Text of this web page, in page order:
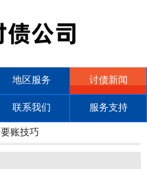
地区服务 讨债新闻
联系我们 服务支持
要账技巧